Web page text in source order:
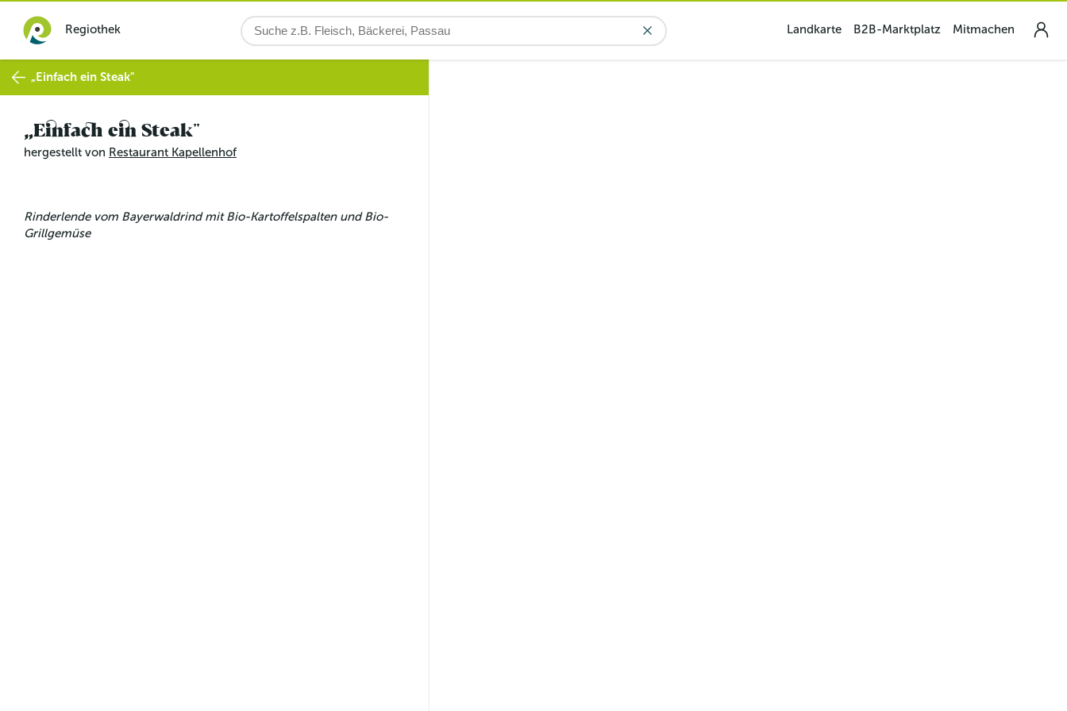
Regiothek Landkarte B2B-Marktplatz Mitmachen
„Einfach ein Steak"
„Einfach ein Steak"
hergestellt von Restaurant Kapellenhof
Rinderlende vom Bayerwaldrind mit Bio-Kartoffelspalten und Bio-
Grillgemüse